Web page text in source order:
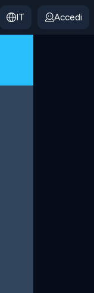
IT Accedi